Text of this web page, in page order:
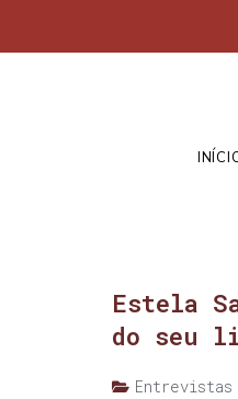
Estela
do seu
Entrevistas